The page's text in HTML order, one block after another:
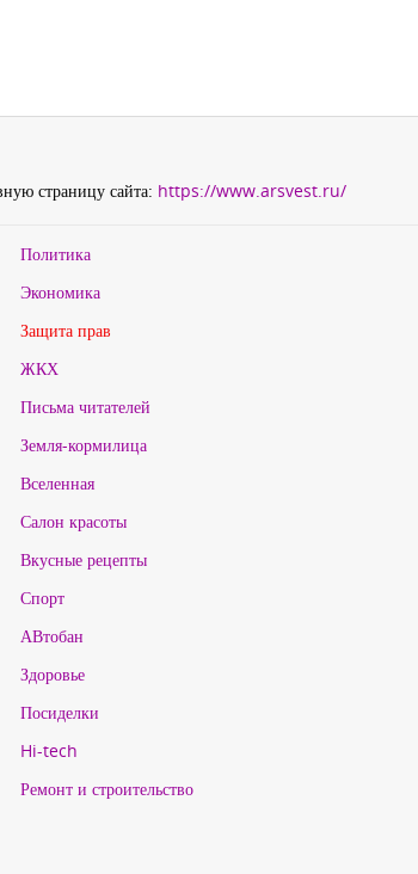
страницу сайта: https://www.arsvest.ru/
Политика
Экономика
Защита прав
ЖКХ
Письма читателей
Земля-кормилица
Вселенная
Салон красоты
Вкусные рецепты
Спорт
АВтобан
Здоровье
Посиделки
Hi-tech
Ремонт и строительство